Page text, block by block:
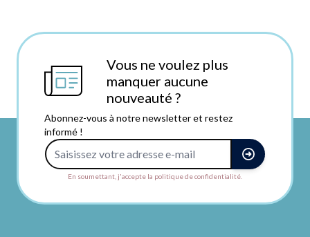
Vous ne voulez plus
manquer aucune
nouveauté ?
Abonnez-vous à notre newsletter et restez
informé !
En soumettant, j'accepte la politique de confidentialité.